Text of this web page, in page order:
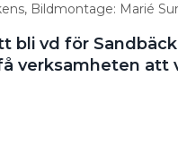
Bildmontage: Marié
bli vd för
verksamheten att